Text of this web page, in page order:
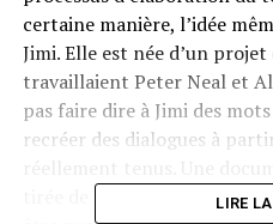
certaine manière, l’idée
Jimi. Elle est née d’un
travaillaient Peter Neal et
pas faire dire à Jimi des
recréer des dialogues à
tirée de toutes les sources
LIRE